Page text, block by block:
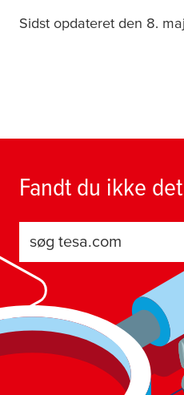
Sidst opdateret den 8.
Fandt du ikke
søg tesa.com